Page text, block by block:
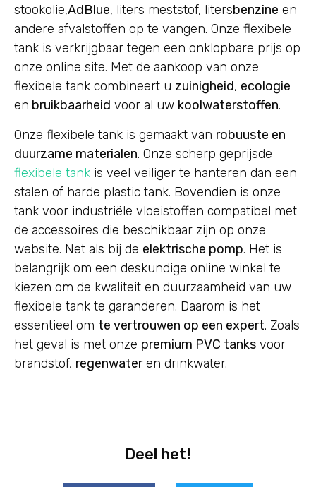
stookolie,AdBlue, liters meststof, litersbenzine en
andere afvalstoffen op te vangen. Onze flexibele
tank is verkrijgbaar tegen een onklopbare prijs op
onze online site. Met de aankoop van onze
flexibele tank combineert u zuinigheid, ecologie
en bruikbaarheid voor al uw koolwaterstoffen.
Onze flexibele tank is gemaakt van robuuste en
duurzame materialen. Onze scherp geprijsde
flexibele tank is veel veiliger te hanteren dan een
stalen of harde plastic tank. Bovendien is onze
tank voor industriële vloeistoffen compatibel met
de accessoires die beschikbaar zijn op onze
website. Net als bij de elektrische pomp. Het is
belangrijk om een deskundige online winkel te
kiezen om de kwaliteit en duurzaamheid van uw
flexibele tank te garanderen. Daarom is het
essentieel om te vertrouwen op een expert. Zoals
het geval is met onze premium PVC tanks voor
brandstof, regenwateren drinkwater.
Deel het!